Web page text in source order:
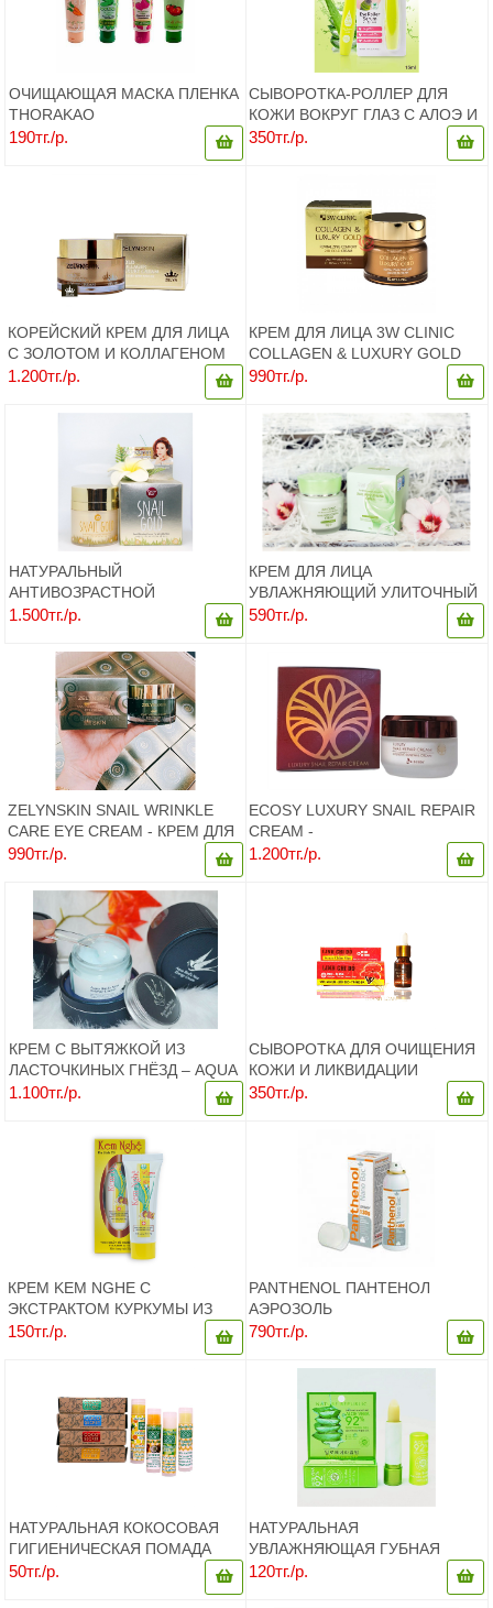
ОЧИЩАЮЩАЯ МАСКА ПЛЕНКА
THORAKAO
190тг./р.
СЫВОРОТКА-РОЛЛЕР ДЛЯ
КОЖИ ВОКРУГ ГЛАЗ С АЛОЭ И
КОЛЛАГЕНОМ BABY BRIGHT
350тг./р.
КОРЕЙСКИЙ КРЕМ ДЛЯ ЛИЦА
С ЗОЛОТОМ И КОЛЛАГЕНОМ
ZELYNSKIN GOLD COLLAGEN
1.200тг./р.
КРЕМ ДЛЯ ЛИЦА 3W CLINIC
COLLAGEN & LUXURY GOLD
CREAM
990тг./р.
НАТУРАЛЬНЫЙ
АНТИВОЗРАСТНОЙ
ОМОЛАЖИВАЮЩИЙ КРЕМ
УЛИТКОЙ И ЭФФЕКТОМ
ЛИФТИНГА ПРОТИВ МОРЩИН.
1.500тг./р.
КРЕМ ДЛЯ ЛИЦА
УВЛАЖНЯЮЩИЙ УЛИТОЧНЫЙ
МУЦИН SNAIL MOIST
CONTROL CREAM 3W CLINIC,
590тг./р.
ZELYNSKIN SNAIL WRINKLE
CARE EYE CREAM - КРЕМ ДЛЯ
КОЖИ ВОКРУГ ГЛАЗ С
ЭКСТРАКТОМ УЛИТКИ, 50 ГР.
990тг./р.
ECOSY LUXURY SNAIL REPAIR
CREAM -
МНОГОФУНКЦИОНАЛЬНЫЙ
ВОССТАНАВЛИВАЮЩИЙ КРЕМ
1.200тг./р.
КРЕМ С ВЫТЯЖКОЙ ИЗ
ЛАСТОЧКИНЫХ ГНЁЗД – AQUA
BIRD'S NEST ENERGY CREAM
1.100тг./р.
СЫВОРОТКА ДЛЯ ОЧИЩЕНИЯ
КОЖИ И ЛИКВИДАЦИИ
ПРЫЩЕЙ АКНЕ С ЛИНЧЖИ ИЗ
350тг./р.
КРЕМ KEM NGHE С
ЭКСТРАКТОМ КУРКУМЫ ИЗ
ВЬЕТНАМА
150тг./р.
PANTHENOL ПАНТЕНОЛ
АЭРОЗОЛЬ
790тг./р.
НАТУРАЛЬНАЯ КОКОСОВАЯ
ГИГИЕНИЧЕСКАЯ ПОМАДА
COCO SECRET
50тг./р.
НАТУРАЛЬНАЯ
УВЛАЖНЯЮЩАЯ ГУБНАЯ
ПОМАДА С АЛОЭ ВЕРА 92%
120тг./р.